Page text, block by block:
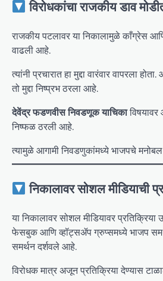
विरोधकांचा राजकीय डाव
राजकीय पटलावर या निकालामुळे काँग्रेस
वाढली आहे.
त्यांनी प्रचारात हा मुद्दा वारंवार वापरला
तो मुद्दा निष्प्रभ ठरला आहे.
देवेंद्र फडणवीस निवडणूक याचिकाविषयावर
निष्फळ ठरली आहे.
त्यामुळे आगामी निवडणुकांमध्ये भाजपचे
निकालावर सोशल मीडियाची
या निकालावर सोशल मीडियावर
फेसबुक आणि व्हॉट्सॲप ग्रुप्समध्ये भाजप
समर्थन दर्शवले आहे.
विरोधक मात्र अजून प्रतिक्रिया देण्यास